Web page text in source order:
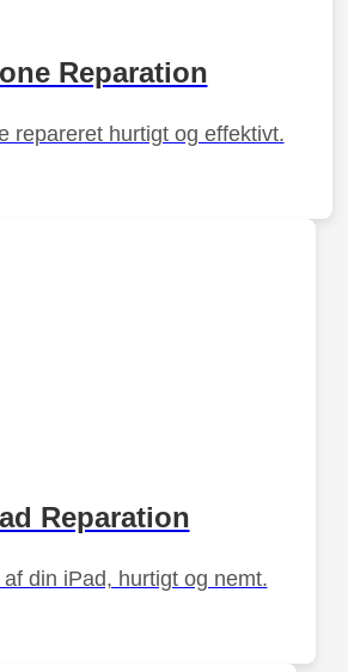
Reparation
repareret hurtigt og effektivt.
Reparation
din iPad, hurtigt og nemt.